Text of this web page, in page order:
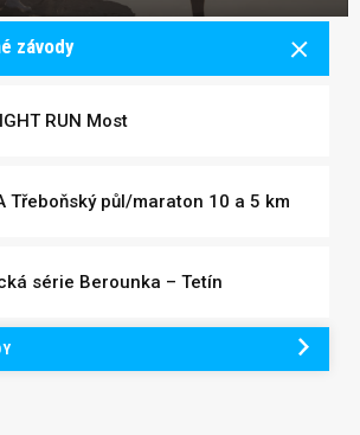
závody
RUN Most
Třeboňský půl/maraton 10 a 5 km
série Berounka – Tetín